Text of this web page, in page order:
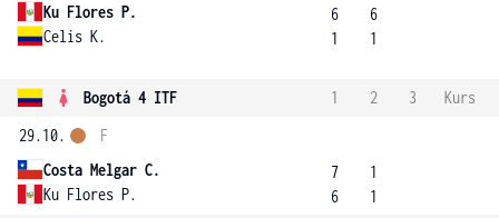
Ku Flores P.
Celis K.
6
1
6
1
Bogotá 4 ITF 1 2 3
Kurs
29.10.
Costa Melgar C.
Ku Flores P.
F
7
6
1
1